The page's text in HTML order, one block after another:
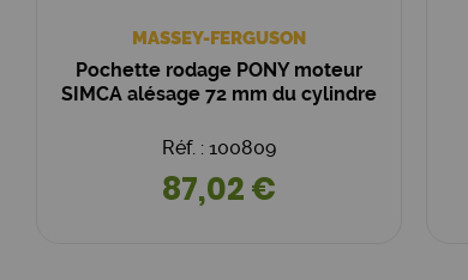
MASSEY-FERGUSON
Pochette rodage PONY moteur
SIMCA alésage 72 mm du cylindre
Réf. : 100809
87,02 €